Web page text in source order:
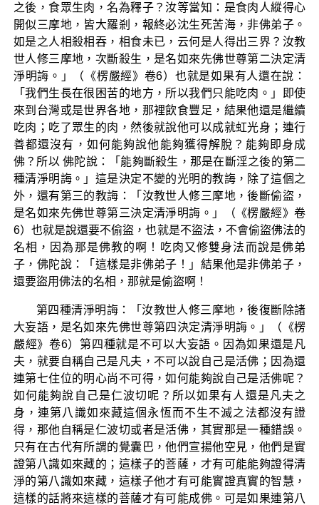
之後，食眾生肉，名為釋子？汝等當知：是食肉人縱得心
開似三摩地，皆大羅剎，報終必沈生死苦海，非佛弟子。
如是之人相殺相吞，相食未已，云何是人得出三界？汝教
世人修三摩地，次斷殺生，是名如來先佛世尊第二決定清
淨明誨。」（《楞嚴經》卷6）也就是如果有人還在說：
「我們生長在很困苦的地方，所以我們只能吃肉。」即使
來到台灣或是世界各地，那裡飲食豐足，結果他還是繼續
吃肉；吃了眾生的肉，然後就說他可以成就虹光身；連行
善都還沒有，如何能夠說他能夠獲得解脫？能夠即身成
佛？所以 佛陀說：「能夠斷殺生，那是在斷淫之後的第二
種清淨明誨。」這是決定不變的光明的教誨，除了這個之
外，還有第三的教誨：「汝教世人修三摩地，後斷偷盜，
是名如來先佛世尊第三決定清淨明誨。」（《楞嚴經》卷
6）也就是說還要不偷盜，也就是不盜法，不會偷盜佛法的
名相，因為那是佛教的啊！吃肉又修雙身法而說是佛弟
子，佛陀說：「這樣是非佛弟子！」結果他是非佛弟子，
還要盜用佛法的名相，那就是偷盜啊！
第四種清淨明誨：「汝教世人修三摩地，後復斷除諸
大妄語，是名如來先佛世尊第四決定清淨明誨。」（《楞
嚴經》卷6）第四種就是不可以大妄語。因為如果還是凡
夫，就要自稱自己是凡夫，不可以說自己是活佛；因為還
連第七住位的明心尚不可得，如何能夠說自己是活佛呢？
如何能夠說自己是仁波切呢？所以如果有人還是凡夫之
身，連第八識如來藏這個永恆而不生不滅之法都沒有證
得，那他自稱是仁波切或者是活佛，其實那是一種錯誤。
只有在古代有所謂的覺囊巴，他們宣揚他空見，他們是實
證第八識如來藏的；這樣子的菩薩，才有可能能夠證得清
淨的第八識如來藏，這樣子他才有可能實證真實的智慧，
這樣的話將來這樣的菩薩才有可能成佛。可是如果連第八